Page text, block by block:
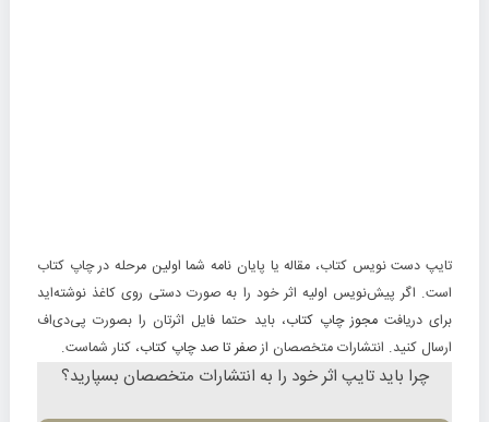
تایپ دست نویس کتاب، مقاله یا پایان نامه شما اولین مرحله در چاپ کتاب
است. اگر پیش‌نویس اولیه اثر خود را به صورت دستی روی کاغذ نوشته‌اید
برای دریافتمجوز چاپ کتاب، باید حتما فایل اثرتان را بصورت پی‌دی‌اف
ارسال کنید. انتشارات متخصصان ازصفر تا صد چاپ کتاب، کنار شماست.
چرا باید تایپ اثر خود را به انتشارات متخصصان بسپارید؟